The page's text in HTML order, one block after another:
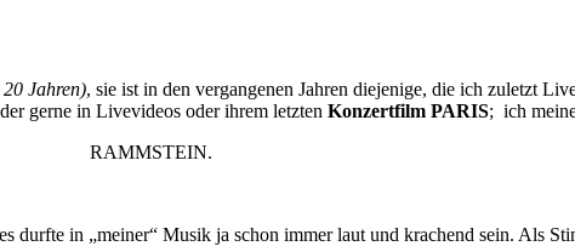
Jahren), sie ist in den vergangenen Jahren diejenige, die ich zuletzt
gerne in Livevideos oder ihrem letzten Konzertfilm PARIS; ich
RAMMSTEIN.
durfte in „meiner“ Musik ja schon immer laut und krachend sein. Als